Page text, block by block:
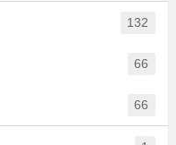
132
66
66